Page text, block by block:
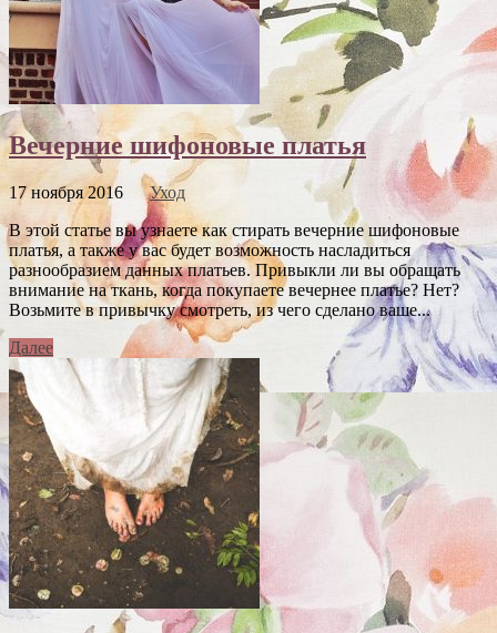
Вечерние шифоновые платья
17 ноября 2016 Уход
В этой статье вы узнаете как стирать вечерние шифоновые
платья, а также у вас будет возможность насладиться
разнообразием данных платьев. Привыкли ли вы обращать
внимание на ткань, когда покупаете вечернее платье? Нет?
Возьмите в привычку смотреть, из чего сделано ваше...
Далее